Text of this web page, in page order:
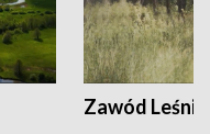
Zawód Leśnik